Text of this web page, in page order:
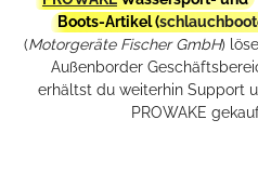
Boots-Artikel (
(Motorgeräte Fischer GmbH)
Außenborder
erhältst du weiterhin Support
PROWAKE